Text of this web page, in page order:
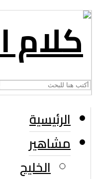
الرئيسية
مشاهير
الخليج